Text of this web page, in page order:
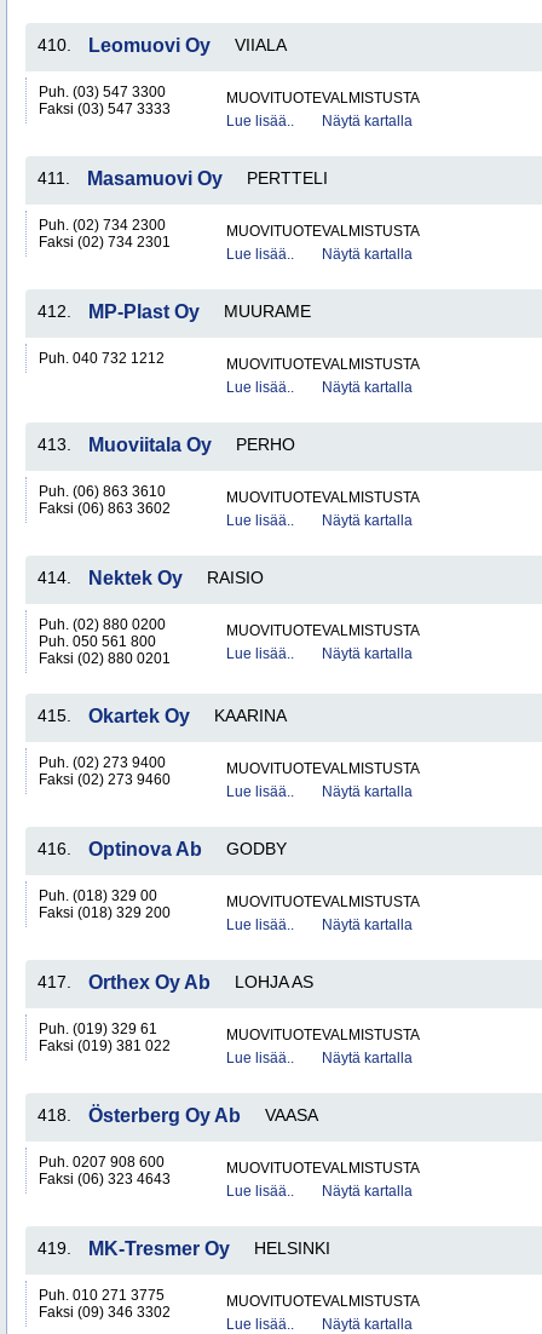
410. Leomuovi Oy VIIALA
Puh. (03) 547 3300
Faksi (03) 547 3333
MUOVITUOTEVALMISTUSTA
Lue lisää..
Näytä kartalla
411. Masamuovi Oy PERTTELI
Puh. (02) 734 2300
Faksi (02) 734 2301
MUOVITUOTEVALMISTUSTA
Lue lisää..
Näytä kartalla
412. MP-Plast Oy MUURAME
Puh. 040 732 1212
MUOVITUOTEVALMISTUSTA
Lue lisää..
Näytä kartalla
413. Muoviitala Oy PERHO
Puh. (06) 863 3610
Faksi (06) 863 3602
MUOVITUOTEVALMISTUSTA
Lue lisää..
Näytä kartalla
414. Nektek Oy RAISIO
Puh. (02) 880 0200
Puh. 050 561 800
Faksi (02) 880 0201
MUOVITUOTEVALMISTUSTA
Lue lisää..
Näytä kartalla
415. Okartek Oy KAARINA
Puh. (02) 273 9400
Faksi (02) 273 9460
MUOVITUOTEVALMISTUSTA
Lue lisää..
Näytä kartalla
416. Optinova Ab GODBY
Puh. (018) 329 00
Faksi (018) 329 200
MUOVITUOTEVALMISTUSTA
Lue lisää..
Näytä kartalla
417. Orthex Oy Ab LOHJA AS
Puh. (019) 329 61
Faksi (019) 381 022
MUOVITUOTEVALMISTUSTA
Lue lisää..
Näytä kartalla
418. Österberg Oy Ab VAASA
Puh. 0207 908 600
Faksi (06) 323 4643
MUOVITUOTEVALMISTUSTA
Lue lisää..
Näytä kartalla
419. MK-Tresmer Oy HELSINKI
Puh. 010 271 3775
Faksi (09) 346 3302
MUOVITUOTEVALMISTUSTA
Lue lisää..
Näytä kartalla